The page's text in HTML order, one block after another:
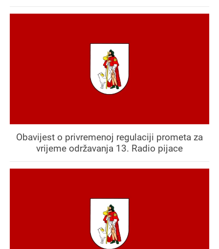
Obavijest o privremenoj regulaciji prometa za
vrijeme održavanja 13. Radio pijace